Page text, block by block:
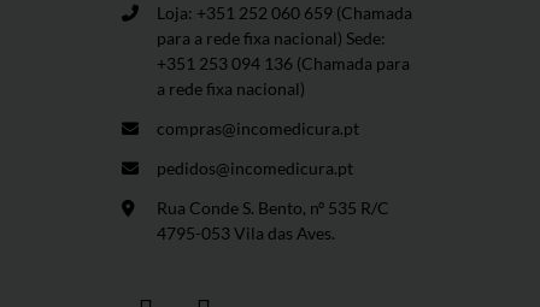
Loja: +351 252 060 659 (Chamada
para a rede fixa nacional) Sede:
+351 253 094 136 (Chamada para
a rede fixa nacional)
compras@incomedicura.pt
pedidos@incomedicura.pt
Rua Conde S. Bento, nº 535 R/C
4795-053 Vila das Aves.